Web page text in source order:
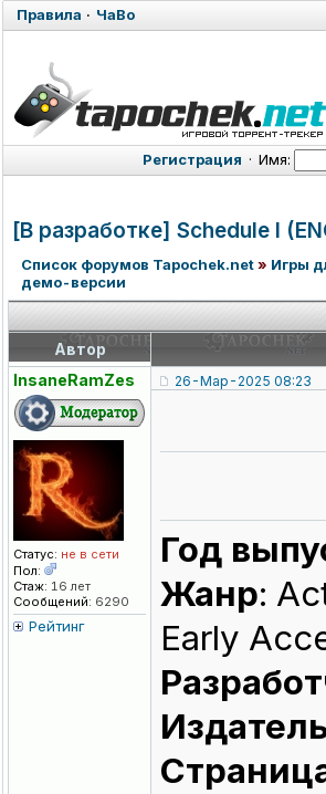
Правила · ЧаВо
Регистрация · Имя:
[В разработке] Schedule I
Список форумов Tapochek.net» Игры
демо-версии
Автор
InsaneRamZes
Статус: не в сети
Пол:
Стаж: 16 лет
Сообщений: 6290
Рейтинг
26-Мар-2025 08:23
Год
Жанр:
Early